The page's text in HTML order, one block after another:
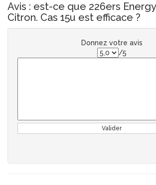
Avis : est-ce que 226ers
Citron. Cas 15u est efficace ?
Donnez votre avis
/5
Valider